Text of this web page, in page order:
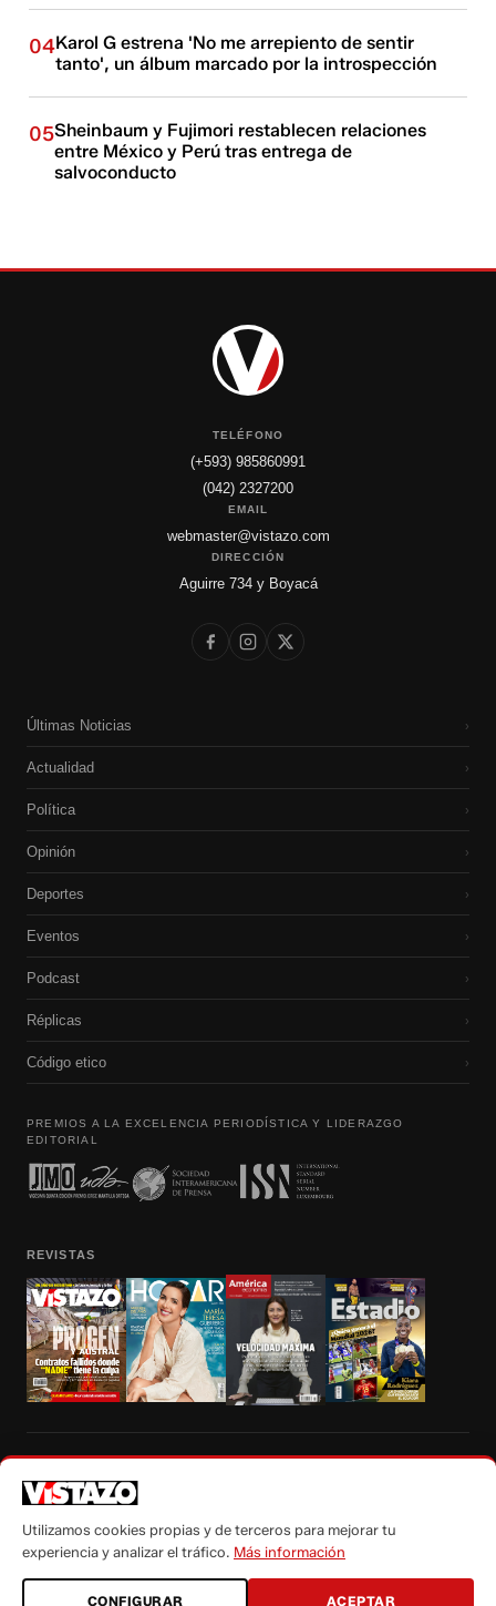
04Karol G estrena 'No me arrepiento de sentir
tanto', un álbum marcado por la introspección
05Sheinbaum y Fujimori restablecen relaciones
entre México y Perú tras entrega de
salvoconducto
TELÉFONO
(+593) 985860991
(042) 2327200
EMAIL
webmaster@vistazo.com
DIRECCIÓN
Aguirre 734 y Boyacá
Últimas Noticias ›
Actualidad ›
Política ›
Opinión ›
Deportes ›
Eventos ›
Podcast ›
Réplicas ›
Código etico ›
PREMIOS A LA EXCELENCIA PERIODÍSTICA Y LIDERAZGO
EDITORIAL
REVISTAS
autorización escrita de su titular, de todos los contenidos de Vistazo.com.
Utilizamos cookies propias y de terceros para mejorar tu
experiencia y analizar el tráfico. Más información
CONFIGURAR ACEPTAR